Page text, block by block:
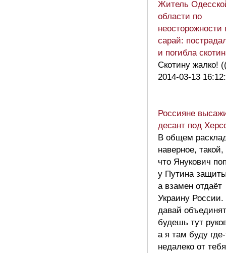
Житель
области по
неосторожности
сарай:
и погибла
Скотину жалко!
2014-03-13
Россияне
десант под
В общем
наверное, такой,
что Янукович
у Путина
а взамен отдаёт
Украину России.
давай
будешь тут
а я там буду
недалеко от